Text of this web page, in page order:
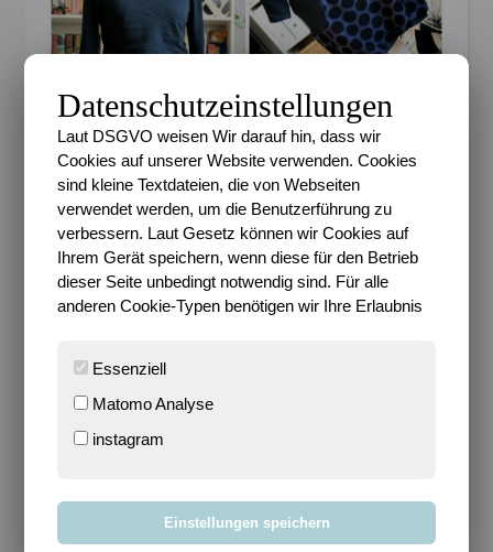
Ich habe also den Rockeine Nummer größer
schon gezeigt hatte, dass die Bündchen
interessanter Weise perfekt bei mir saßen. Und ich
bin mit dem Ergebnis ehrlich zufrieden. Das
ich mit dem Rock fertig war, machte jemand in einer
meiner Nähgruppen auf eine sehr einfache
Datenschutzeinstellungen
Laut DSGVO weisen Wir darauf hin, dass wir
Cookies auf unserer Website verwenden. Cookies
sind kleine Textdateien, die von Webseiten
verwendet werden, um die Benutzerführung zu
verbessern. Laut Gesetz können wir Cookies auf
Ihrem Gerät speichern, wenn diese für den Betrieb
dieser Seite unbedingt notwendig sind. Für alle
anderen Cookie-Typen benötigen wir Ihre Erlaubnis
Essenziell
Matomo Analyse
instagram
Einstellungen speichern